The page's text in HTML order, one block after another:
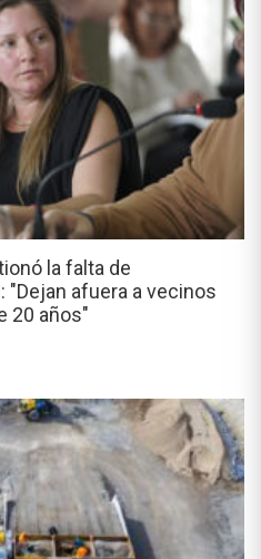
la falta de
"Dejan afuera a vecinos
20 años"